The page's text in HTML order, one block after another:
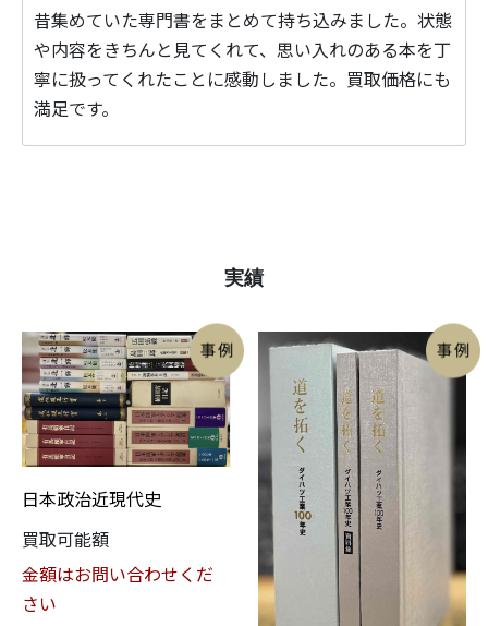
昔集めていた専門書をまとめて持ち込みました。状態
や内容をきちんと見てくれて、思い入れのある本を丁
寧に扱ってくれたことに感動しました。買取価格にも
満足です。
実績
日本政治近現代史
買取可能額
金額はお問い合わせくだ
さい